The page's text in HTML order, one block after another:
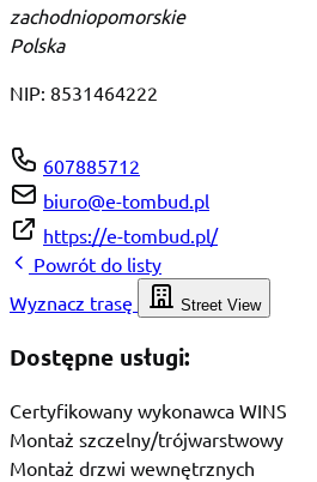
zachodniopomorskie
Polska
NIP: 8531464222
607885712
biuro@e-tombud.pl
https://e-tombud.pl/
Powrót do listy
Wyznacz trasę
Street View
Dostępne usługi:
Certyfikowany wykonawca WINS
Montaż szczelny/trójwarstwowy
Montaż drzwi wewnętrznych